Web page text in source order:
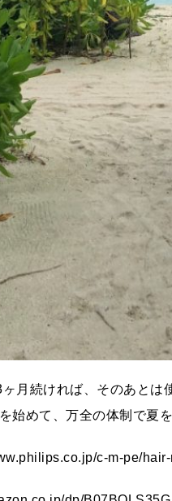
月続ければ、そのあと
始めて、万全の体制で夏
c-m-pe/